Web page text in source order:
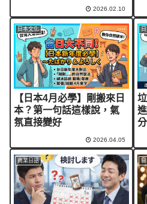
2026.02.10
日本文化
【日本4月必學】剛搬來日
本？第一句話這樣說，氣
氛直接變好
2026.04.05
商業日語